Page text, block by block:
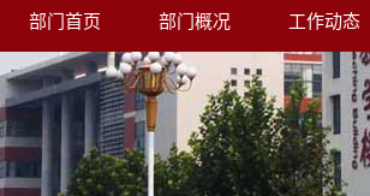
部门首页 部门概况 工作动态